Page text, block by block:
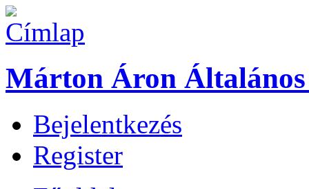
Márton Áron
Bejelentkezés
Register